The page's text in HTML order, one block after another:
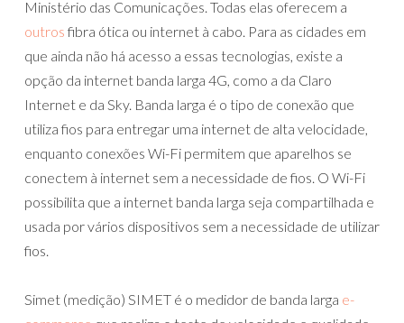
Ministério das Comunicações. Todas elas oferecem a
outros fibra ótica ou internet à cabo. Para as cidades em
que ainda não há acesso a essas tecnologias, existe a
opção da internet banda larga 4G, como a da Claro
Internet e da Sky. Banda larga é o tipo de conexão que
utiliza fios para entregar uma internet de alta velocidade,
enquanto conexões Wi-Fi permitem que aparelhos se
conectem à internet sem a necessidade de fios. O Wi-Fi
possibilita que a internet banda larga seja compartilhada e
usada por vários dispositivos sem a necessidade de utilizar
fios.
Simet (medição) SIMET é o medidor de banda larga e-